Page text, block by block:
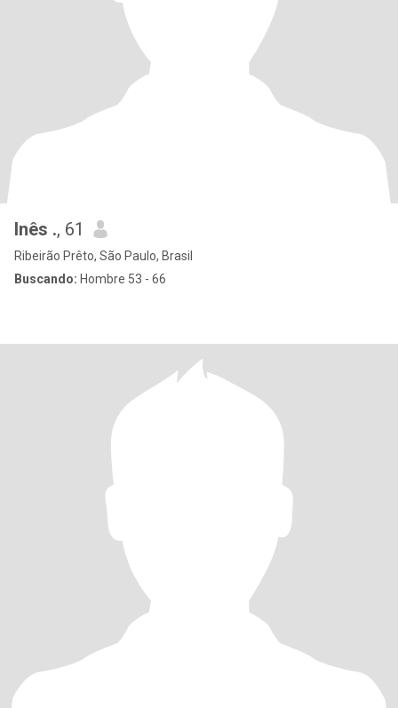
Inês ., 61
Ribeirão Prêto, São Paulo, Brasil
Buscando: Hombre 53 - 66